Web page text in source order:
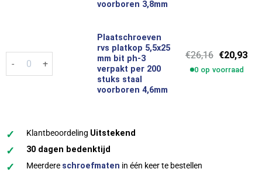
voorboren 3,8mm
Plaatschroeven rvs platkop 5,5x25 mm bit ph-3 verpakt per
Plaatschroeven
rvs platkop 5,5x25
mm bit ph-3
verpakt per 200
stuks staal
voorboren 4,6mm
€26,16
prijs
€20,93
0 op voorraad
✓ Klantbeoordeling Uitstekend
✓ 30 dagen bedenktijd
✓ Meerdere schroefmaten in één keer te bestellen